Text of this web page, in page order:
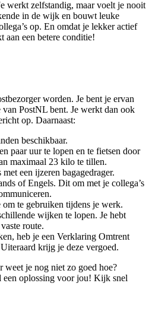
werkt zelfstandig, maar voelt je nooit
in de wijk en bouwt leuke
op. En omdat je lekker actief
aan een betere conditie!
worden. Je bent je ervan
PostNL bent. Je werkt dan ook
op. Daarnaast:
beschikbaar.
paar uur te lopen en te fietsen door
maximaal 23 kilo te tillen.
een ijzeren bagagedrager.
of Engels. Dit om met je collega’s
om te gebruiken tijdens je werk.
wijken te lopen. Je hebt
route.
heb je een Verklaring Omtrent
krijg je deze vergoed.
weet je nog niet zo goed hoe?
oplossing voor jou! Kijk snel